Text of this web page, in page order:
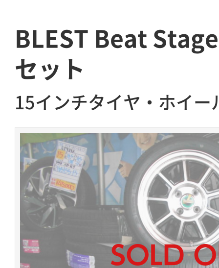
BLEST Beat
セット
15インチタイヤ・ホイー